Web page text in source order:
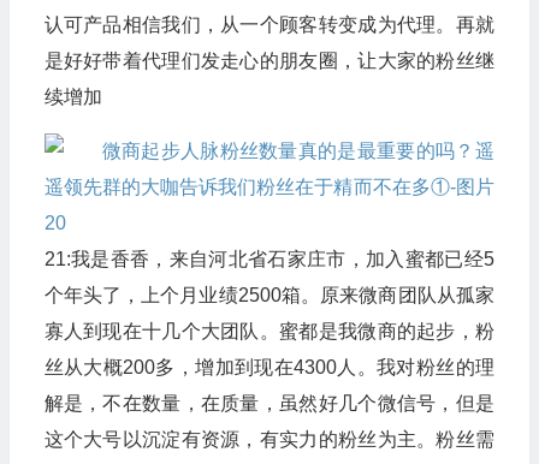
认可产品相信我们，从一个顾客转变成为代理。再就
是好好带着代理们发走心的朋友圈，让大家的粉丝继
续增加
21:我是香香，来自河北省石家庄市，加入蜜都已经5
个年头了，上个月业绩2500箱。原来微商团队从孤家
寡人到现在十几个大团队。蜜都是我微商的起步，粉
丝从大概200多，增加到现在4300人。我对粉丝的理
解是，不在数量，在质量，虽然好几个微信号，但是
这个大号以沉淀有资源，有实力的粉丝为主。粉丝需